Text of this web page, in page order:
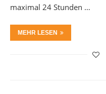
maximal 24 Stunden …
MEHR LESEN